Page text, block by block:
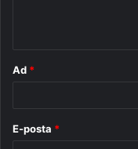
Ad *
E-posta *